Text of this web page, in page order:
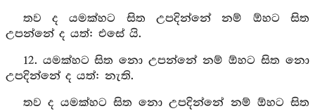
තව ද යමක්හට සිත උපදින්නේ නම් ඕහට සිත
උපන්නේ ද යත්: එසේ යි.
12. යමක්හට සිත නො උපන්නේ නම් ඕහට සිත නො
උපදින්නේ ද යත්: නැති.
තව ද යමක්හට සිත නො උපදින්නේ නම් ඕහට සිත